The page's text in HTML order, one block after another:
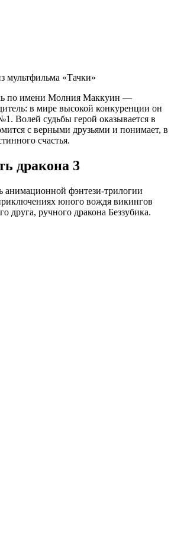
мультфильма «Тачки»
по имени Молния Маккуин —
в мире высокой конкуренции он
Волей судьбы герой оказывается в
с верными друзьями и понимает, в
счастья.
дракона 3
анимационной фэнтези-трилогии
юного вождя викингов
друга, ручного дракона Беззубика.